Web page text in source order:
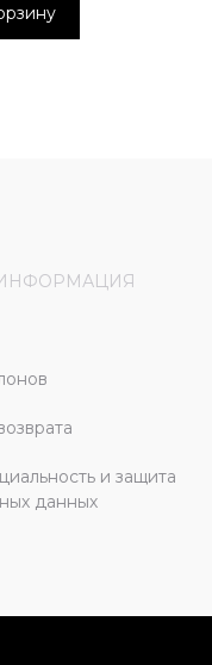
и защита
данных